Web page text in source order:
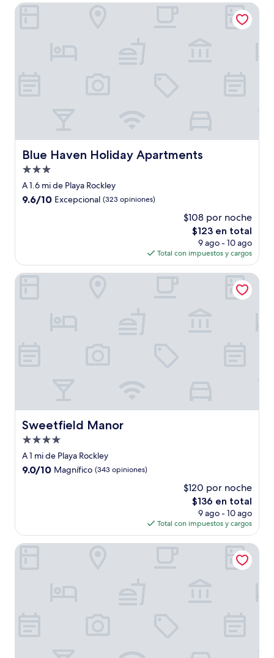
Blue Haven Holiday Apartments
Blue Haven Holiday Apartments
Propiedad
de
3.0
A 1.6 mi de Playa Rockley
9.6
9.6/10 Excepcional (323 opiniones)
$108 por noche
El
precio
actual
es
de
$123 en total
9 ago - 10 ago
Total con impuestos y cargos
Blue Haven Holiday Apartments
Sweetfield Manor
Sweetfield Manor
Propiedad
de
4.0
A 1 mi de Playa Rockley
9.0
9.0/10 Magnífico (343 opiniones)
$120 por noche
El
precio
actual
es
de
$136 en total
9 ago - 10 ago
Total con impuestos y cargos
Sweetfield Manor
Sugar Bay Barbados - All Inclusive